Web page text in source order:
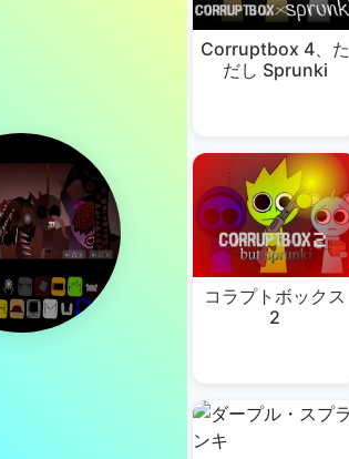
Corruptbox 4、た
だし Sprunki
コラプトボックス
2